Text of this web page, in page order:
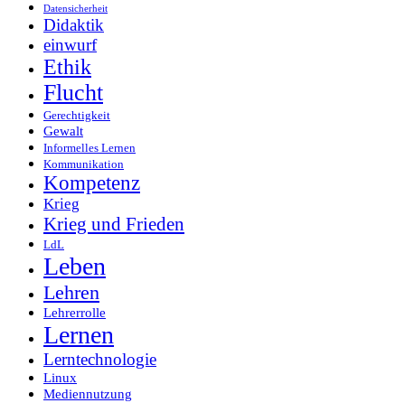
Datensicherheit
Didaktik
einwurf
Ethik
Flucht
Gerechtigkeit
Gewalt
Informelles Lernen
Kommunikation
Kompetenz
Krieg
Krieg und Frieden
LdL
Leben
Lehren
Lehrerrolle
Lernen
Lerntechnologie
Linux
Mediennutzung